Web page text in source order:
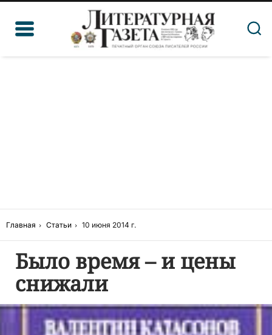
Главная Статьи 10 июня 2014 г.
Было время – и цены
снижали